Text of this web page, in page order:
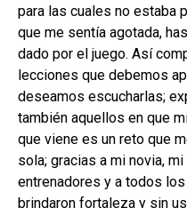
para las cuales no estaba
que me sentía agotada,
dado por el juego. Así
lecciones que debemos
deseamos escucharlas;
también aquellos en que
que viene es un reto que
sola; gracias a mi novia,
entrenadores y a todos
brindaron fortaleza y sin